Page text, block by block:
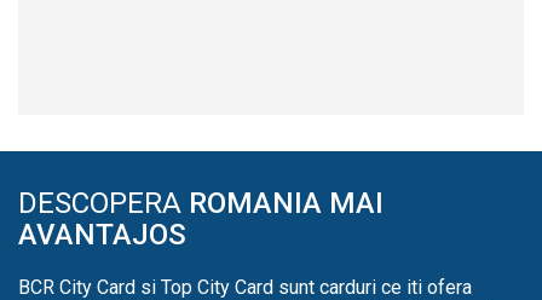
DESCOPERA ROMANIA MAI
AVANTAJOS
BCR City Card si Top City Card sunt carduri ce iti ofera